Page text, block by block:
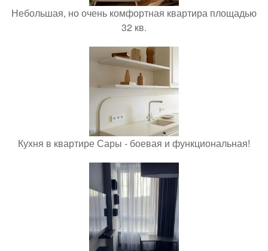
Небольшая, но очень комфортная квартира площадью
32 кв.
Кухня в квартире Сары - боевая и функциональная!